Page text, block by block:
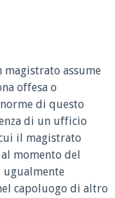
assume
offesa o
di questo
di un ufficio
il magistrato
momento del
ugualmente
capoluogo di altro